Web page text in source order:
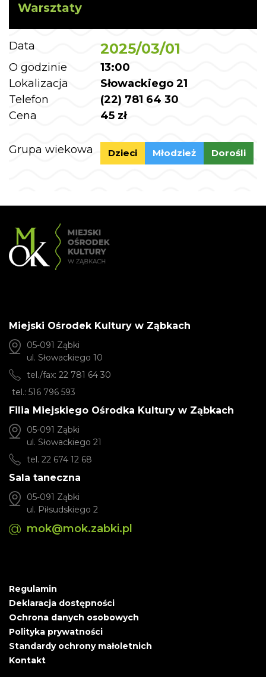
Warsztaty
Data 2025/03/01
O godzinie
13:00
Lokalizacja
Słowackiego 21
Telefon
(22) 781 64 30
Cena
45 zł
Grupa wiekowa Dzieci Młodzież Dorośli
Miejski Ośrodek Kultury w Ząbkach
05-091 Ząbki
ul. Słowackiego 10
tel./fax: 22 781 64 30
tel.: 516 796 593
Filia Miejskiego Ośrodka Kultury w Ząbkach
05-091 Ząbki
ul. Słowackiego 21
tel. 22 674 12 68
Sala taneczna
05-091 Ząbki
ul. Piłsudskiego 2
mok@mok.zabki.pl
Regulamin
Deklaracja dostępności
Ochrona danych osobowych
Polityka prywatności
Standardy ochrony małoletnich
Kontakt